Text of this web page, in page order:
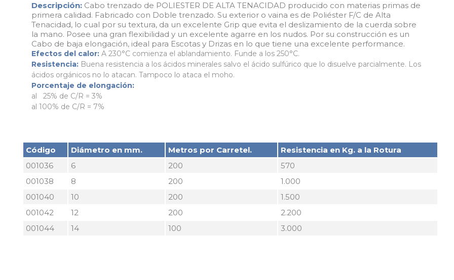
Descripción: Cabo trenzado de POLIESTER DE ALTA TENACIDAD producido con materias primas de
primera calidad. Fabricado con Doble trenzado. Su exterior o vaina es de Poliéster F/C de Alta
Tenacidad, lo cual por su textura, da un excelente Grip que evita el deslizamiento de la cuerda sobre
la mano. Posee una gran flexibilidad y un excelente agarre en los nudos. Por su construcción es un
Cabo de baja elongación, ideal para Escotas y Drizas en lo que tiene una excelente performance.
Efectos del calor: A 230°C comienza el ablandamiento. Funde a los 250°C.
Resistencia: Buena resistencia a los ácidos minerales salvo el ácido sulfúrico que lo disuelve parcialmente. Los
ácidos orgánicos no lo atacan. Tampoco lo ataca el moho.
Porcentaje de elongación:
al 25% de C/R = 3%
al 100% de C/R = 7%
Código Diámetro en mm. Metros por Carretel.
Resistencia en Kg. a la Rotura
001036
6 200
570
001038
8 200
1.000
001040
10 200
1.500
001042
12 200
2.200
001044
14 100 3.000